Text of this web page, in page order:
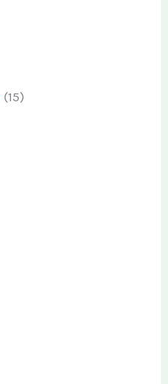
(15)